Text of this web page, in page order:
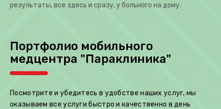
результаты, все здесь и сразу, у больного на дому.
Портфолио мобильного
медцентра "Параклиника"
Посмотрите и убедитесь в удобстве наших услуг, мы
оказываем все услуги быстро и качественно в день